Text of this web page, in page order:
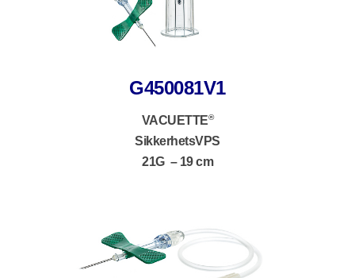
G450081V1
VACUETTE®
SikkerhetsVPS
21G – 19 cm